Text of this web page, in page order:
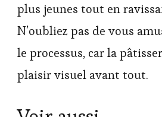
plus jeunes tout en
N’oubliez pas de vous
le processus, car la
plaisir visuel avant tout.